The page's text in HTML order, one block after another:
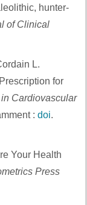
hunter-
of Clinical
L.
for
Cardiovascular
: doi.
Your Health
Press